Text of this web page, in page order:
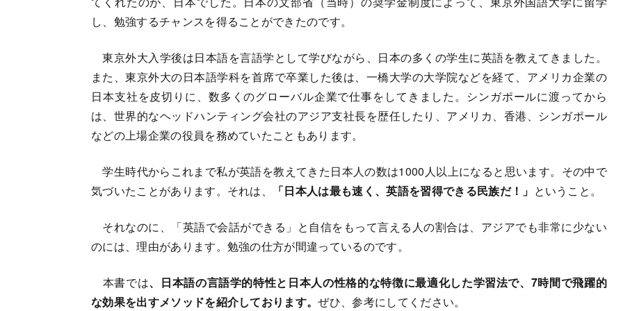
し、勉強するチャンスを得ることができたのです。
東京外大入学後は日本語を言語学として学びながら、日本の多くの学生に英語を教えてきました。
また、東京外大の日本語学科を首席で卒業した後は、一橋大学の大学院などを経て、アメリカ企業の
日本支社を皮切りに、数多くのグローバル企業で仕事をしてきました。シンガポールに渡ってから
は、世界的なヘッドハンティング会社のアジア支社長を歴任したり、アメリカ、香港、シンガポール
などの上場企業の役員を務めていたこともあります。
学生時代からこれまで私が英語を教えてきた日本人の数は1000人以上になると思います。その中で
気づいたことがあります。それは、
「日本人は最も速く、英語を習得できる民族だ！」 ということ。
それなのに、「英語で会話ができる」と自信をもって言える人の割合は、アジアでも非常に少ない
のには、理由があります。勉強の仕方が間違っているのです。
本書では、日本語の言語学的特性と日本人の性格的な特徴に最適化した学習法で、7時間で飛躍的
な効果を出すメソッドを紹介しております。ぜひ、参考にしてください。